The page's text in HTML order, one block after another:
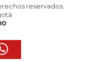
reservados.